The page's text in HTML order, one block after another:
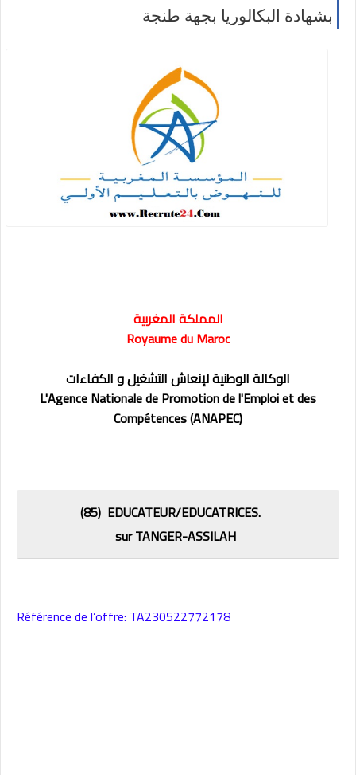
بشهادة البكالوريا بجهة طنجة
المملكة المغربية
Royaume du Maroc
الوكالة الوطنية لإنعاش التشغيل و الكفاءات
L'Agence Nationale de Promotion de l'Emploi et des
Compétences (ANAPEC)
(85) EDUCATEUR/EDUCATRICES.
sur TANGER-ASSILAH
Référence de l’offre: TA230522772178